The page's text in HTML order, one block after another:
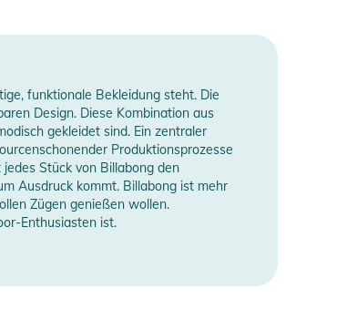
funktionale Bekleidung steht. Die
Design. Diese Kombination aus
gekleidet sind. Ein zentraler
Produktionsprozesse
Stück von Billabong den
Ausdruck kommt. Billabong ist mehr
Zügen genießen wollen.
Enthusiasten ist.